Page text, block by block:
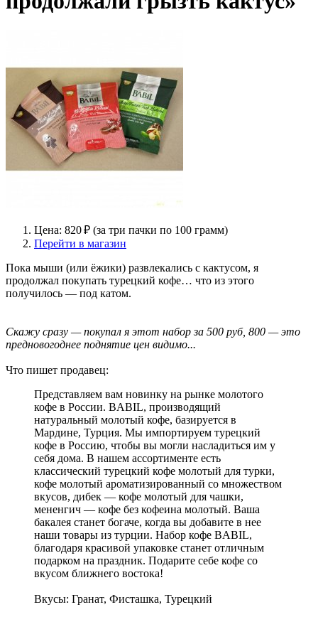
Цена: 820 ₽ (за три пачки по 100 грамм)
Перейти в магазин
Пока мыши (или ёжики) развлекались с кактусом, я
продолжал покупать турецкий кофе… что из этого
получилось — под катом.
Скажу сразу — покупал я этот набор за 500 руб, 800 — это
предновогоднее поднятие цен видимо...
Что пишет продавец:
Представляем вам новинку на рынке молотого
кофе в России. BABIL, производящий
натуральный молотый кофе, базируется в
Мардине, Турция. Мы импортируем турецкий
кофе в Россию, чтобы вы могли насладиться им у
себя дома. В нашем ассортименте есть
классический турецкий кофе молотый для турки,
кофе молотый ароматизированный со множеством
вкусов, дибек — кофе молотый для чашки,
мененгич — кофе без кофеина молотый. Ваша
бакалея станет богаче, когда вы добавите в нее
наши товары из турции. Набор кофе BABIL,
благодаря красивой упаковке станет отличным
подарком на праздник. Подарите себе кофе со
вкусом ближнего востока!
Вкусы: Гранат, Фисташка, Турецкий